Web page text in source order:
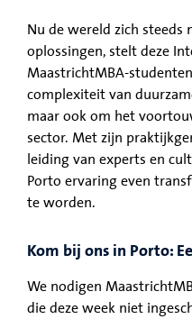
Nu de wereld zich steeds
oplossingen, stelt deze
MaastrichtMBA-
complexiteit van
maar ook om het
sector. Met zijn
leiding van experts en
Porto ervaring even
te worden.
Kom bij ons in Porto:
We nodigen
die deze week niet